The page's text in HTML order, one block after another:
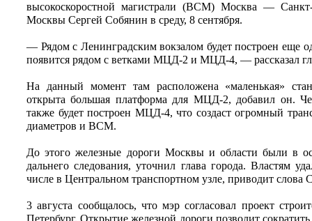
высокоскоростной магистрали (ВСМ) Москва —
Москвы Сергей Собянин в среду, 8 сентября.
— Рядом с Ленинградским вокзалом будет построен
появится рядом с ветками МЦД-2 и МЦД-4, — рассказал
На данный момент там расположена «маленькая»
открыта большая платформа для МЦД-2, добавил он.
также будет построен МЦД-4, что создаст огромный
диаметров и ВСМ.
До этого железные дороги Москвы и области были в
дальнего следования, уточнил глава города. Властям
числе в Центральном транспортном узле, приводит
3 августа сообщалось, что мэр согласовал проект
Петербург. Открытие железной дороги позволит